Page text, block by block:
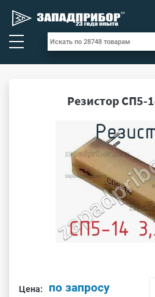
Резистор СП5-
Цена: по запросу